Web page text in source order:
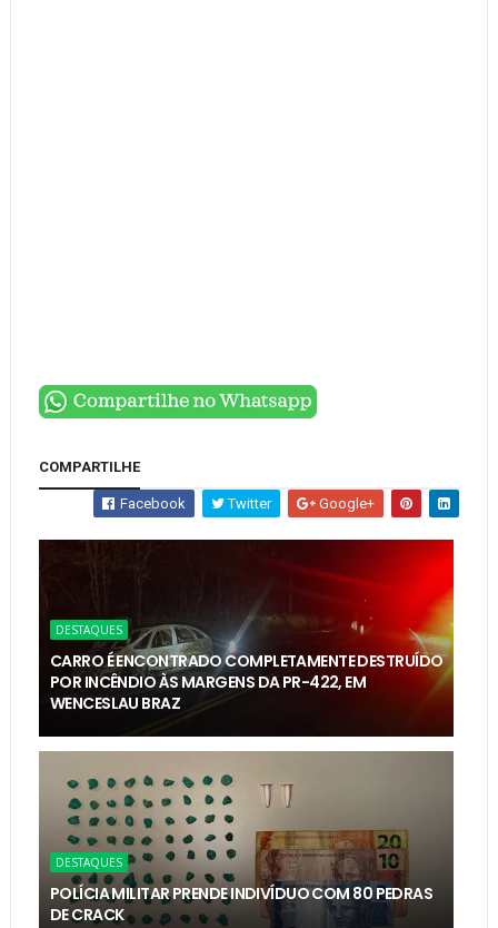
COMPARTILHE
Facebook Twitter Google+
DESTAQUES
CARRO É ENCONTRADO COMPLETAMENTE DESTRUÍDO
POR INCÊNDIO ÀS MARGENS DA PR-422, EM
WENCESLAU BRAZ
DESTAQUES
POLÍCIA MILITAR PRENDE INDIVÍDUO COM 80 PEDRAS
DE CRACK